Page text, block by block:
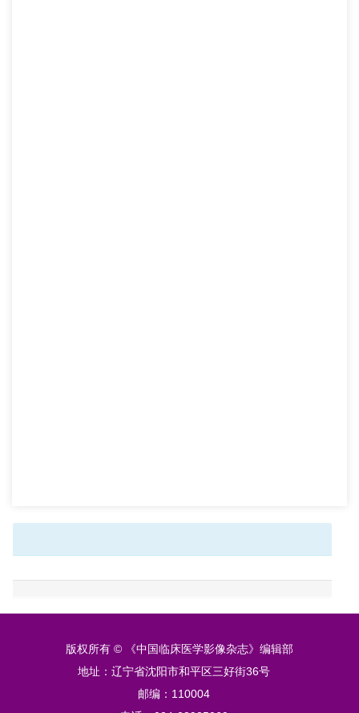
版权所有 © 《中国临床医学影像杂志》编辑部
地址：辽宁省沈阳市和平区三好街36号
邮编：110004